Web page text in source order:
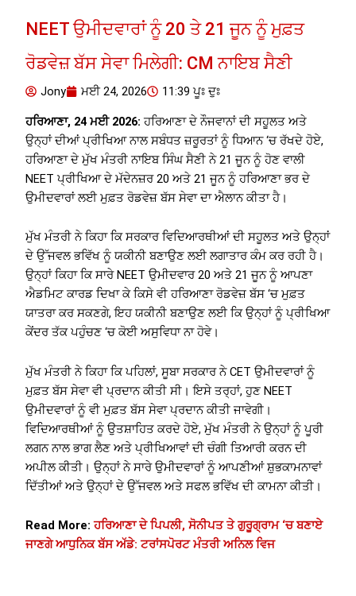
NEET ਉਮੀਦਵਾਰਾਂ ਨੂੰ 20 ਤੇ 21 ਜੂਨ ਨੂੰ ਮੁਫ਼ਤ
ਰੋਡਵੇਜ਼ ਬੱਸ ਸੇਵਾ ਮਿਲੇਗੀ: CM ਨਾਇਬ ਸੈਣੀ
Jony ਮਈ 24, 2026 11:39 ਪੂਃ ਦੁਃ
ਹਰਿਆਣਾ, 24 ਮਈ 2026: ਹਰਿਆਣਾ ਦੇ ਨੌਜਵਾਨਾਂ ਦੀ ਸਹੂਲਤ ਅਤੇ
ਉਨ੍ਹਾਂ ਦੀਆਂ ਪ੍ਰੀਖਿਆ ਨਾਲ ਸਬੰਧਤ ਜ਼ਰੂਰਤਾਂ ਨੂੰ ਧਿਆਨ ‘ਚ ਰੱਖਦੇ ਹੋਏ,
ਹਰਿਆਣਾ ਦੇ ਮੁੱਖ ਮੰਤਰੀ ਨਾਇਬ ਸਿੰਘ ਸੈਣੀ ਨੇ 21 ਜੂਨ ਨੂੰ ਹੋਣ ਵਾਲੀ
NEET ਪ੍ਰੀਖਿਆ ਦੇ ਮੱਦੇਨਜ਼ਰ 20 ਅਤੇ 21 ਜੂਨ ਨੂੰ ਹਰਿਆਣਾ ਭਰ ਦੇ
ਉਮੀਦਵਾਰਾਂ ਲਈ ਮੁਫ਼ਤ ਰੋਡਵੇਜ਼ ਬੱਸ ਸੇਵਾ ਦਾ ਐਲਾਨ ਕੀਤਾ ਹੈ।
ਮੁੱਖ ਮੰਤਰੀ ਨੇ ਕਿਹਾ ਕਿ ਸਰਕਾਰ ਵਿਦਿਆਰਥੀਆਂ ਦੀ ਸਹੂਲਤ ਅਤੇ ਉਨ੍ਹਾਂ
ਦੇ ਉੱਜਵਲ ਭਵਿੱਖ ਨੂੰ ਯਕੀਨੀ ਬਣਾਉਣ ਲਈ ਲਗਾਤਾਰ ਕੰਮ ਕਰ ਰਹੀ ਹੈ।
ਉਨ੍ਹਾਂ ਕਿਹਾ ਕਿ ਸਾਰੇ NEET ਉਮੀਦਵਾਰ 20 ਅਤੇ 21 ਜੂਨ ਨੂੰ ਆਪਣਾ
ਐਡਮਿਟ ਕਾਰਡ ਦਿਖਾ ਕੇ ਕਿਸੇ ਵੀ ਹਰਿਆਣਾ ਰੋਡਵੇਜ਼ ਬੱਸ ‘ਚ ਮੁਫ਼ਤ
ਯਾਤਰਾ ਕਰ ਸਕਣਗੇ, ਇਹ ਯਕੀਨੀ ਬਣਾਉਣ ਲਈ ਕਿ ਉਨ੍ਹਾਂ ਨੂੰ ਪ੍ਰੀਖਿਆ
ਕੇਂਦਰ ਤੱਕ ਪਹੁੰਚਣ ‘ਚ ਕੋਈ ਅਸੁਵਿਧਾ ਨਾ ਹੋਵੇ।
ਮੁੱਖ ਮੰਤਰੀ ਨੇ ਕਿਹਾ ਕਿ ਪਹਿਲਾਂ, ਸੂਬਾ ਸਰਕਾਰ ਨੇ CET ਉਮੀਦਵਾਰਾਂ ਨੂੰ
ਮੁਫ਼ਤ ਬੱਸ ਸੇਵਾ ਵੀ ਪ੍ਰਦਾਨ ਕੀਤੀ ਸੀ। ਇਸੇ ਤਰ੍ਹਾਂ, ਹੁਣ NEET
ਉਮੀਦਵਾਰਾਂ ਨੂੰ ਵੀ ਮੁਫ਼ਤ ਬੱਸ ਸੇਵਾ ਪ੍ਰਦਾਨ ਕੀਤੀ ਜਾਵੇਗੀ।
ਵਿਦਿਆਰਥੀਆਂ ਨੂੰ ਉਤਸ਼ਾਹਿਤ ਕਰਦੇ ਹੋਏ, ਮੁੱਖ ਮੰਤਰੀ ਨੇ ਉਨ੍ਹਾਂ ਨੂੰ ਪੂਰੀ
ਲਗਨ ਨਾਲ ਭਾਗ ਲੈਣ ਅਤੇ ਪ੍ਰੀਖਿਆਵਾਂ ਦੀ ਚੰਗੀ ਤਿਆਰੀ ਕਰਨ ਦੀ
ਅਪੀਲ ਕੀਤੀ। ਉਨ੍ਹਾਂ ਨੇ ਸਾਰੇ ਉਮੀਦਵਾਰਾਂ ਨੂੰ ਆਪਣੀਆਂ ਸ਼ੁਭਕਾਮਨਾਵਾਂ
ਦਿੱਤੀਆਂ ਅਤੇ ਉਨ੍ਹਾਂ ਦੇ ਉੱਜਵਲ ਅਤੇ ਸਫਲ ਭਵਿੱਖ ਦੀ ਕਾਮਨਾ ਕੀਤੀ।
Read More:ਹਰਿਆਣਾ ਦੇ ਪਿਪਲੀ, ਸੋਨੀਪਤ ਤੇ ਗੁਰੂਗ੍ਰਾਮ ‘ਚ ਬਣਾਏ
ਜਾਣਗੇ ਆਧੁਨਿਕ ਬੱਸ ਅੱਡੇ: ਟਰਾਂਸਪੋਰਟ ਮੰਤਰੀ ਅਨਿਲ ਵਿਜ